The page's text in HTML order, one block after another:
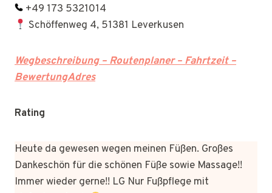
+49 173 5321014
Schöffenweg 4, 51381 Leverkusen
Wegbeschreibung – Routenplaner – Fahrtzeit –
BewertungAdres
Rating
Heute da gewesen wegen meinen Füßen. Großes
Dankeschön für die schönen Füße sowie Massage!!
Immer wieder gerne!! LG Nur Fußpflege mit